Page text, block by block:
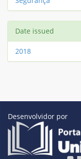
Date issued
2018
Desenvolvidor por